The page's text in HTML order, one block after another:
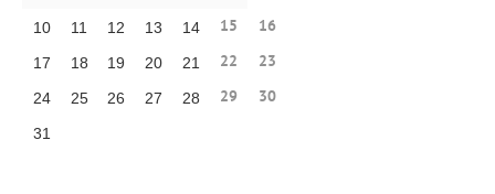
10 11 12 13 14 15 16
17 18 19 20 21 22 23
24 25 26 27 28 29 30
31